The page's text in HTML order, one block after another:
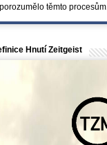
porozumělo těmto procesům.
Hnutí Zeitgeist